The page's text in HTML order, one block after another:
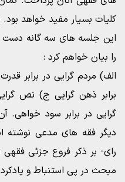
کلیات بسیار مفید خواهد
این جلسه های سه گانه دست
را بیان خواهم کرد :
الف) مردم گرایی در برابر
برابر ذهن گرایی ج) نص
گرایی در برابر سود خواهی.
دیگر فقه های مدعی نوشته
رای- بر ذکر فروع جزئی
مبحث در پی استنباط و